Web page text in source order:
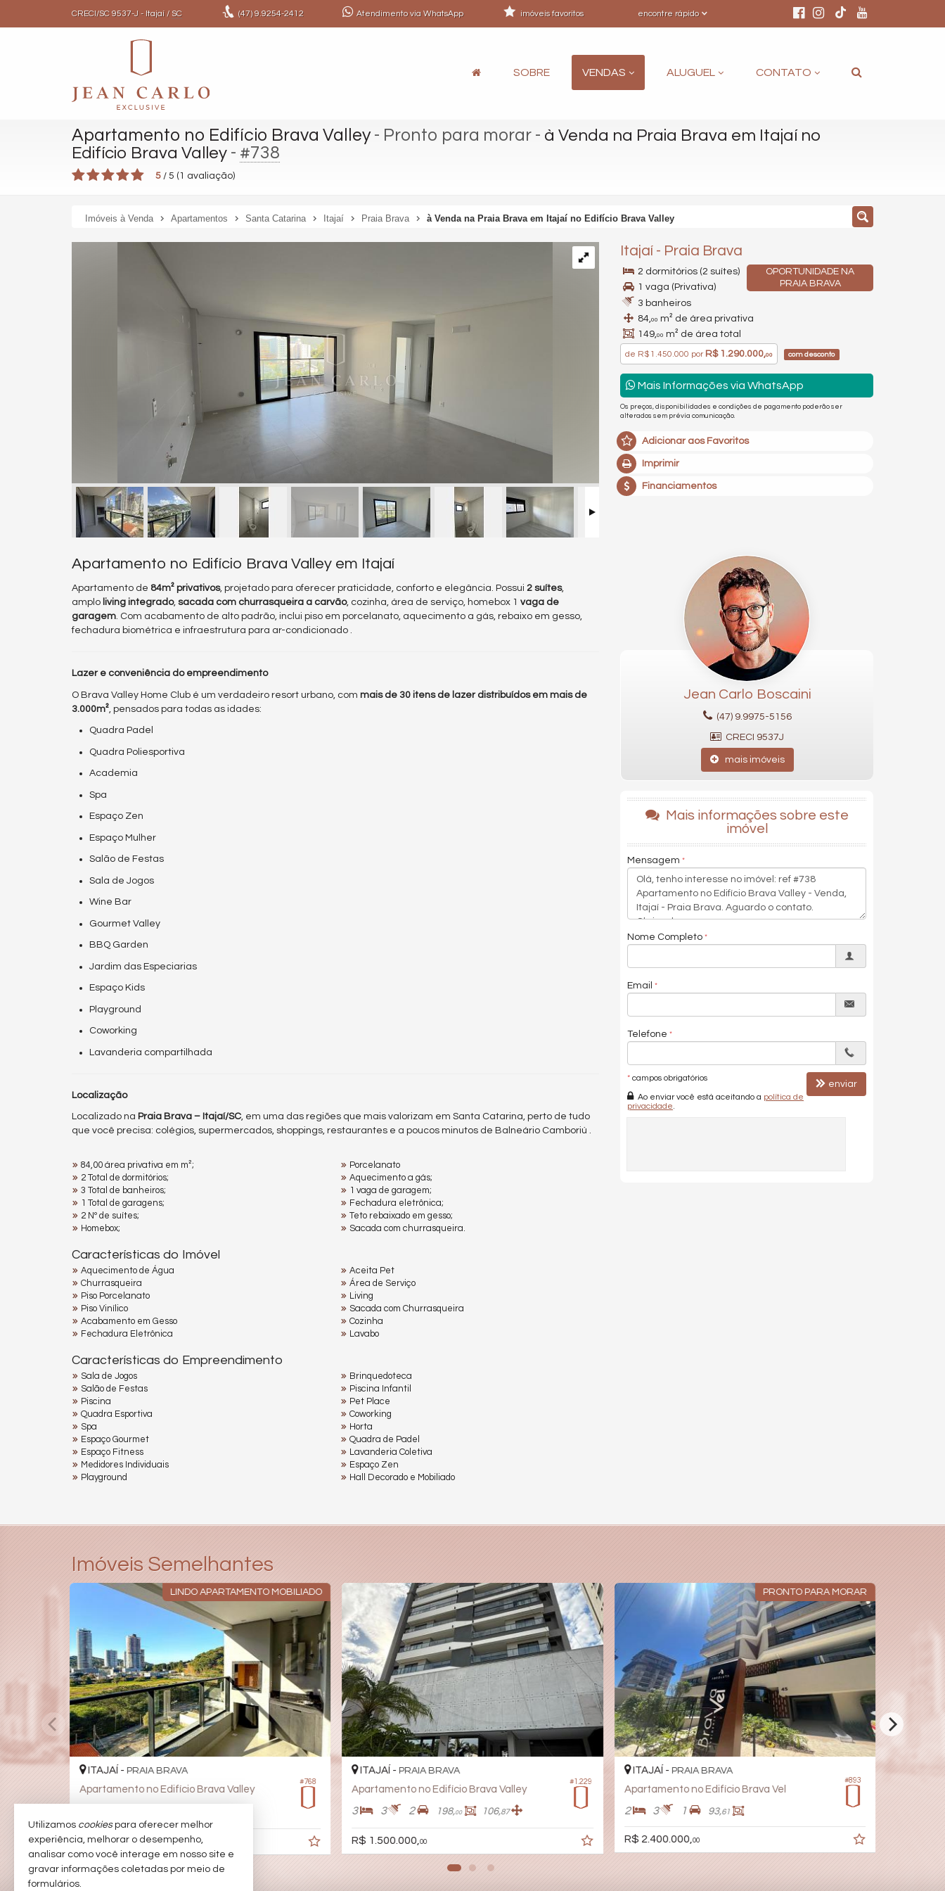
CRECI/SC 9537-J - Itajaí / SC (47)9.9254-2412 Atendimento via WhatsApp encontre rápido
imóveis favoritos
SOBRE VENDAS ALUGUEL CONTATO
Apartamento no Edifício Brava Valley- Pronto para morar - à Venda na Praia Brava em Itajaí no
Edifício Brava Valley - #738
5 / 5 ( 1 avaliação)
Imóveis à Venda Apartamentos Santa Catarina Itajaí Praia Brava à Venda na Praia Brava em Itajaí no Edifício Brava Valley
Itajaí - Praia Brava
OPORTUNIDADE NA
PRAIA BRAVA
2 dormitórios (2 suítes)
1 vaga (Privativa)
3 banheiros
84,00 m² de área privativa
149,00 m² de área total
de R$ 1.450.000 porR$ 1.290.000,00 com desconto
Mais Informações via WhatsApp
Os preços, disponibilidades e condições de pagamento poderão ser
alterados sem prévia comunicação.
Adicionar aos Favoritos
Imprimir
Financiamentos
Apartamento no Edifício Brava Valley em Itajaí
Apartamento de 84m² privativos, projetado para oferecer praticidade, conforto e elegância. Possui 2 suítes,
amplo living integrado, sacada com churrasqueira a carvão, cozinha, área de serviço, homebox 1 vaga de
garagem. Com acabamento de alto padrão, inclui piso em porcelanato, aquecimento a gás, rebaixo em gesso,
fechadura biométrica e infraestrutura para ar-condicionado .
Lazer e conveniência do empreendimento
O Brava Valley Home Club é um verdadeiro resort urbano, com mais de 30 itens de lazer distribuídos em mais de
3.000m², pensados para todas as idades:
Quadra Padel
Quadra Poliesportiva
Academia
Spa
Espaço Zen
Espaço Mulher
Salão de Festas
Sala de Jogos
Wine Bar
Gourmet Valley
BBQ Garden
Jardim das Especiarias
Espaço Kids
Playground
Coworking
Lavanderia compartilhada
Localização
Localizado na Praia Brava – Itajaí/SC, em uma das regiões que mais valorizam em Santa Catarina, perto de tudo
que você precisa: colégios, supermercados, shoppings, restaurantes e a poucos minutos de Balneário Camboriú .
84,00 área privativa em m²;
2 Total de dormitórios;
3 Total de banheiros;
1 Total de garagens;
2 Nº de suítes;
Homebox;
Porcelanato
Aquecimento a gás;
1 vaga de garagem;
Fechadura eletrônica;
Teto rebaixado em gesso;
Sacada com churrasqueira.
Características do Imóvel
Aquecimento de Água
Churrasqueira
Piso Porcelanato
Piso Vinílico
Acabamento em Gesso
Fechadura Eletrônica
Aceita Pet
Área de Serviço
Living
Sacada com Churrasqueira
Cozinha
Lavabo
Características do Empreendimento
Sala de Jogos
Salão de Festas
Piscina
Quadra Esportiva
Spa
Espaço Gourmet
Espaço Fitness
Medidores Individuais
Playground
Brinquedoteca
Piscina Infantil
Pet Place
Coworking
Horta
Quadra de Padel
Lavanderia Coletiva
Espaço Zen
Hall Decorado e Mobiliado
Jean Carlo Boscaini
(47) 9.9975-5156
CRECI 9537J
mais imóveis
Mais informações sobre este
imóvel
Mensagem
Nome Completo
Email
Telefone
* campos obrigatórios
Ao enviar você está aceitando a política de
privacidade
enviar
Imóveis Semelhantes
LINDO APARTAMENTO MOBILIADO
#768
ITAJAÍ - PRAIA BRAVA
Apartamento no Edifício Brava Valley
R$ 1.650.000R$ 1.450.000,
#1.229
ITAJAÍ - PRAIA BRAVA
Apartamento no Edifício Brava Valley
3 3 2 198,00 106,87
R$ 1.500.000,00
PRONTO PARA MORAR
#893
ITAJAÍ - PRAIA BRAVA
Apartamento no Edifício Brava Vel
2 3 1 93,61
R$ 2.400.000, 00
Utilizamos cookiespara oferecer melhor
experiência, melhorar o desempenho,
analisar como você interage em nosso site e
gravar informações coletadas por meio de
formulários.